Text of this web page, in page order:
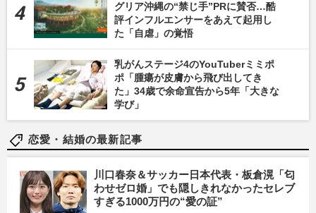
グリア沖縄の“禁じ手”PRに賛否…酷
評インフルエンサーをあえて起用し
た「自虐」の覚悟
乳がんステージ4のYouTuberミミポ
ポ「腫瘍が皮膚から飛び出してき
た」34歳で余命宣告から5年「大きな
学び」
恋愛・結婚の最新記事
川口春奈＆サッカー日本代表・板倉滉「匂
わせゼロ婚」でも隠しきれなかったセレブ
すぎる1000万円の“愛の証”